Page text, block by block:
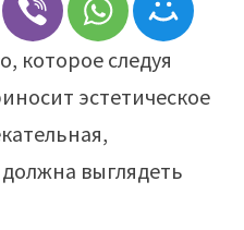
которое следуя
эстетическое
выглядеть